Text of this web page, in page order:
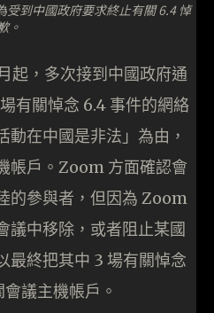
到中國政府要求終止有關 6.4 悼
。
起，多次接到中國政府通
有關悼念 6.4 事件的網絡
動在中國是非法」為由，
帳戶。Zoom 方面確認會
的參與者，但因為 Zoom
議中移除，或者阻止某國
最終把其中 3 場有關悼念
議主機帳戶。